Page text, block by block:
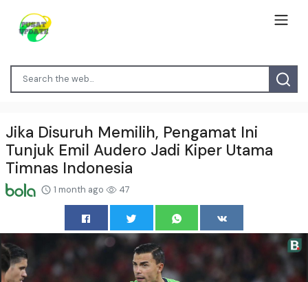
Jika Disuruh Memilih, Pengamat Ini
Tunjuk Emil Audero Jadi Kiper Utama
Timnas Indonesia
1 month ago 47